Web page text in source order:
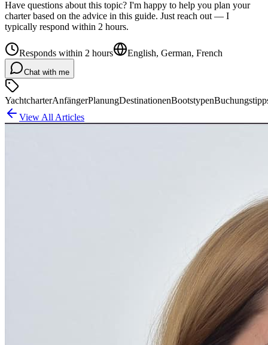
Have questions about this topic? I'm happy to help you plan your
charter based on the advice in this guide. Just reach out — I
typically respond within 2 hours.
Responds within 2 hours English, German, French
Chat with me
YachtcharterAnfängerPlanungDestinationenBootstypen
View All Articles